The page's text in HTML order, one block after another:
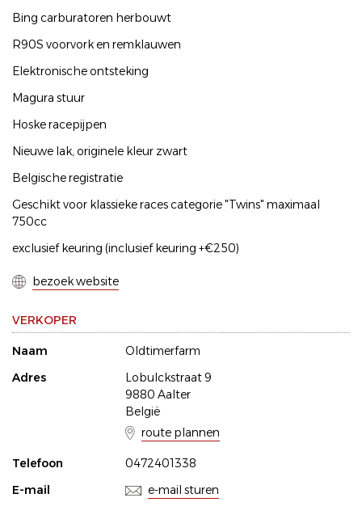
Bing carburatoren herbouwt
R90S voorvork en remklauwen
Elektronische ontsteking
Magura stuur
Hoske racepijpen
Nieuwe lak, originele kleur zwart
Belgische registratie
Geschikt voor klassieke races categorie "Twins" maximaal
750cc
exclusief keuring (inclusief keuring +€250)
bezoek website
VERKOPER
Naam
Oldtimerfarm
Adres
Lobulckstraat 9
9880 Aalter
België
route plannen
Telefoon
0472401338
E-mail
e-mail sturen